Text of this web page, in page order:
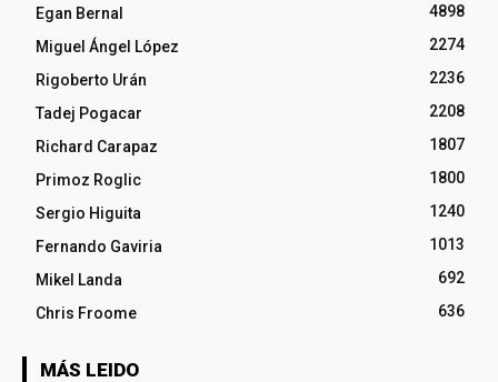
Egan Bernal
4898
Miguel Ángel López
2274
Rigoberto Urán
2236
Tadej Pogacar
2208
Richard Carapaz
1807
Primoz Roglic
1800
Sergio Higuita
1240
Fernando Gaviria
1013
Mikel Landa
692
Chris Froome
636
MÁS LEIDO